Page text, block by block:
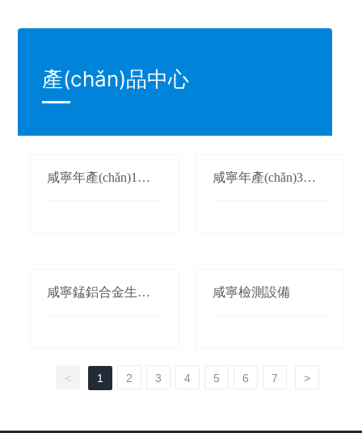
產(chǎn)品中心
咸寧年產(chǎn)1萬
咸寧年產(chǎn)3萬
咸寧錳鋁合金生產(c
咸寧檢測設備
< 1 2 3 4 5 6 7 >